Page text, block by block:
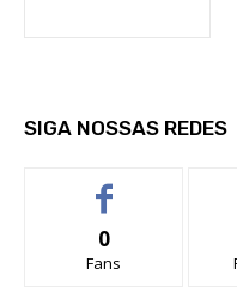
SIGA NOSSAS REDES
0
Fans